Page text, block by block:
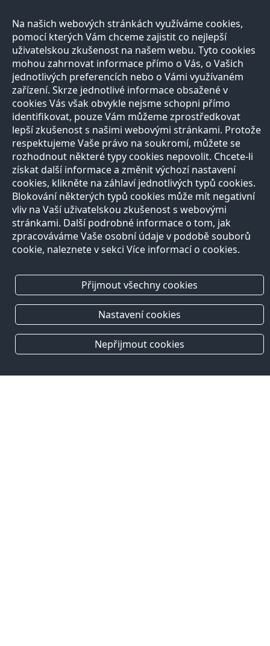
Na našich webových stránkách využíváme cookies,
pomocí kterých Vám chceme zajistit co nejlepší
uživatelskou zkušenost na našem webu. Tyto cookies
mohou zahrnovat informace přímo o Vás, o Vašich
jednotlivých preferencích nebo o Vámi využívaném
zařízení. Skrze jednotlivé informace obsažené v
cookies Vás však obvykle nejsme schopni přímo
identifikovat, pouze Vám můžeme zprostředkovat
lepší zkušenost s našimi webovými stránkami. Protože
respektujeme Vaše právo na soukromí, můžete se
rozhodnout některé typy cookies nepovolit. Chcete-li
získat další informace a změnit výchozí nastavení
cookies, klikněte na záhlaví jednotlivých typů cookies.
Blokování některých typů cookies může mít negativní
vliv na Vaší uživatelskou zkušenost s webovými
stránkami. Další podrobné informace o tom, jak
zpracováváme Vaše osobní údaje v podobě souborů
cookie, naleznete v sekci Více informací o cookies.
Přijmout všechny cookies
Nastavení cookies
Nepřijmout cookies